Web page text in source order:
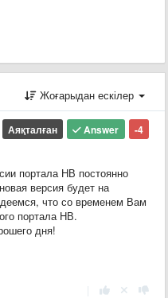
Жоғарыдан ескілер
-4
Answer
Аяқталған
портала НВ постоянно
версия будет на
что со временем Вам
портала HВ.
дня!